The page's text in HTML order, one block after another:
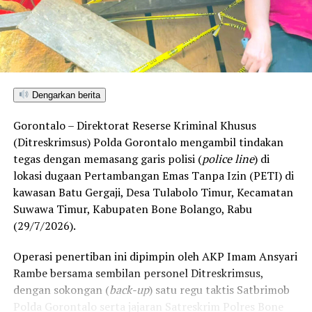
pihak perusahaan mana pun di wilayah Kecamatan
Bonepantai,” tegas Rahmat Husain.
Penolakan masif yang konsisten disuarakan warga
kerusakan lingkungan. Kehadiran industri ekstraktif di
berpotensi merusak ekosistem pesisir serta perairan
Teluk Tomini, menghancurkan daerah resapan air, dan
mengancam ruang hidup nelayan serta petani lokal.
Rencana konsultasi publik PT CBM diprediksi bakal
mendapat perlawanan ketat dari koalisi masyarakat sipil
dan warga lintas desa yang bersiap menghadang
kelestarian ruang hidup mereka.
Dengarkan berita
Gorontalo – Direktorat Reserse Kriminal Khusus
(Ditreskrimsus) Polda Gorontalo mengambil tindakan
tegas dengan memasang garis polisi (police line) di
lokasi dugaan Pertambangan Emas Tanpa Izin (PETI) di
kawasan Batu Gergaji, Desa Tulabolo Timur, Kecamatan
Suwawa Timur, Kabupaten Bone Bolango, Rabu
(29/7/2026).
Operasi penertiban ini dipimpin oleh AKP Imam Ansyari
Rambe bersama sembilan personel Ditreskrimsus,
dengan sokongan (back-up) satu regu taktis Satbrimob
Polda Gorontalo serta jajaran Satreskrim Polres Bone